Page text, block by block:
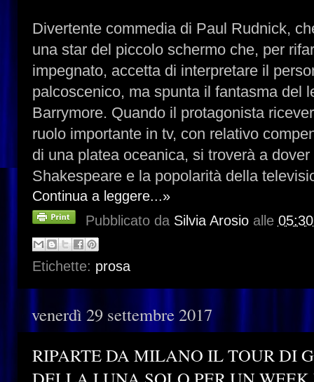
Divertente commedia di Paul Rudnick,
una star del piccolo schermo che, per
impegnato, accetta di interpretare il
palcoscenico, ma spunta il fantasma del
Barrymore. Quando il protagonista
ruolo importante in tv, con relativo
di una platea oceanica, si troverà a
Shakespeare e la popolarità della
Continua a leggere...»
Pubblicato da Silvia Arosio alle
Etichette: prosa
venerdì 29 settembre 2017
RIPARTE DA MILANO IL TOUR DI